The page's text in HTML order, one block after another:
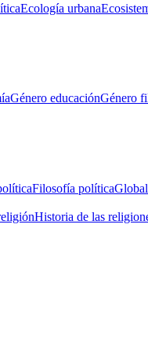
Ecología urbana
Género educaciónGénero
Filosofía política
Historia de las